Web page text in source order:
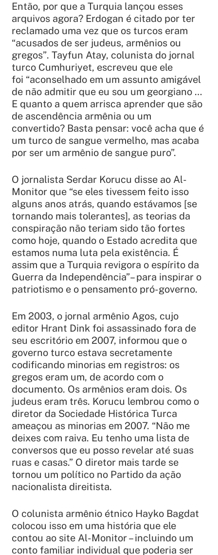
Então, por que a Turquia lançou esses
arquivos agora? Erdogan é citado por ter
reclamado uma vez que os turcos eram
“acusados de ser judeus, armênios ou
gregos”. Tayfun Atay, colunista do jornal
turco Cumhuriyet, escreveu que ele
foi “aconselhado em um assunto amigável
de não admitir que eu sou um georgiano …
E quanto a quem arrisca aprender que são
de ascendência armênia ou um
convertido? Basta pensar: você acha que é
um turco de sangue vermelho, mas acaba
por ser um armênio de sangue puro”.
O jornalista Serdar Korucu disse ao Al-
Monitor que “se eles tivessem feito isso
alguns anos atrás, quando estávamos [se
tornando mais tolerantes], as teorias da
conspiração não teriam sido tão fortes
como hoje, quando o Estado acredita que
estamos numa luta pela existência. É
assim que a Turquia revigora o espírito da
Guerra da Independência”– para inspirar o
patriotismo e o pensamento pró-governo.
Em 2003, o jornal armênio Agos, cujo
editor Hrant Dink foi assassinado fora de
seu escritório em 2007, informou que o
governo turco estava secretamente
codificando minorias em registros: os
gregos eram um, de acordo com o
documento. Os armênios eram dois. Os
judeus eram três. Korucu lembrou como o
diretor da Sociedade Histórica Turca
ameaçou as minorias em 2007. “Não me
deixes com raiva. Eu tenho uma lista de
conversos que eu posso revelar até suas
ruas e casas.” O diretor mais tarde se
tornou um político no Partido da ação
nacionalista direitista.
O colunista armênio étnico Hayko Bagdat
colocou isso em uma história que ele
contou ao site Al-Monitor – incluindo um
conto familiar individual que poderia ser